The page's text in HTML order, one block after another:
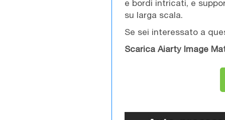
e bordi intricati, e
su larga scala.
Se sei interessato a
Scarica Aiarty Image